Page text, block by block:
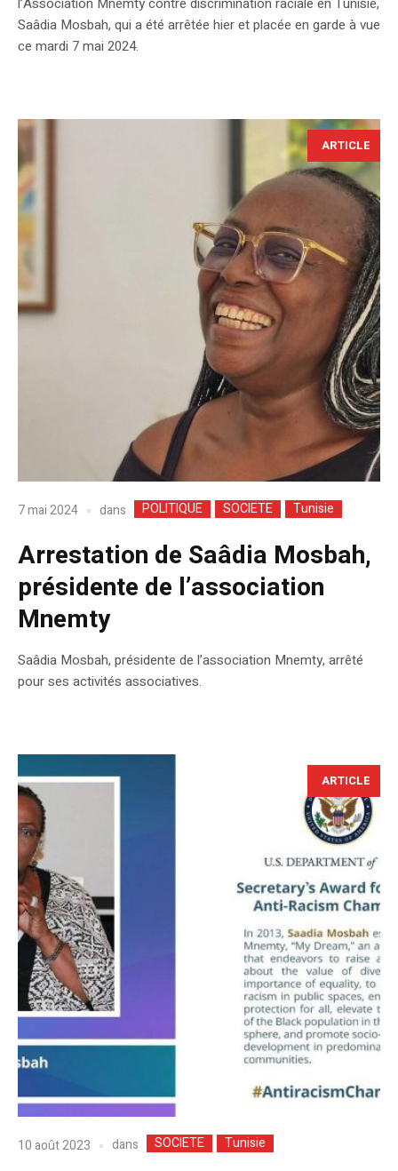
Saâdia Mosbah, qui a été arrêtée hier et placée en garde à vue
ce mardi 7 mai 2024.
ARTICLE
7 mai 2024 dans POLITIQUE SOCIETE Tunisie
Arrestation de Saâdia Mosbah,
présidente de l’association
Mnemty
Saâdia Mosbah, présidente de l’association Mnemty, arrêté
pour ses activités associatives.
ARTICLE
10 août 2023 dans SOCIETE Tunisie